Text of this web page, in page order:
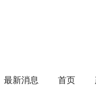
最新消息 首页